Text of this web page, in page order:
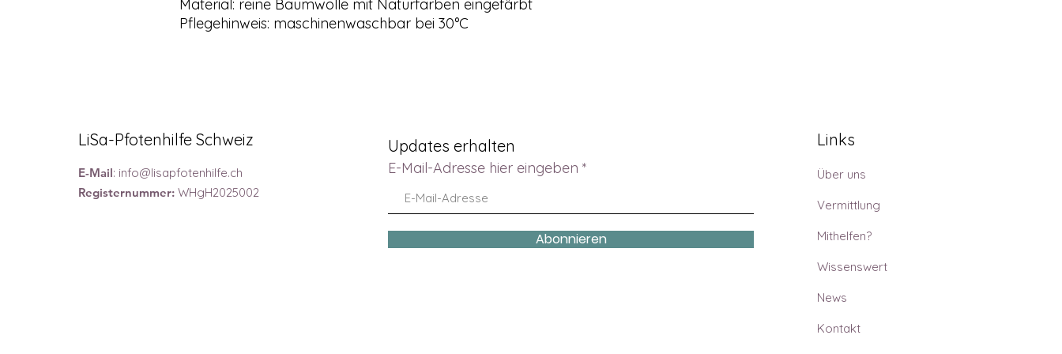
Material: reine Baumwolle mit Naturfarben eingefärbt
Pflegehinweis: maschinenwaschbar bei 30°C
LiSa-Pfotenhilfe Schweiz
E-Mail: info@lisapfotenhilfe.ch
Registernummer: WHgH2025002
Updates erhalten
E-Mail-Adresse hier eingeben
Abonnieren
Links
Über uns
Vermittlung
Mithelfen?
Wissenswert
News
Kontakt